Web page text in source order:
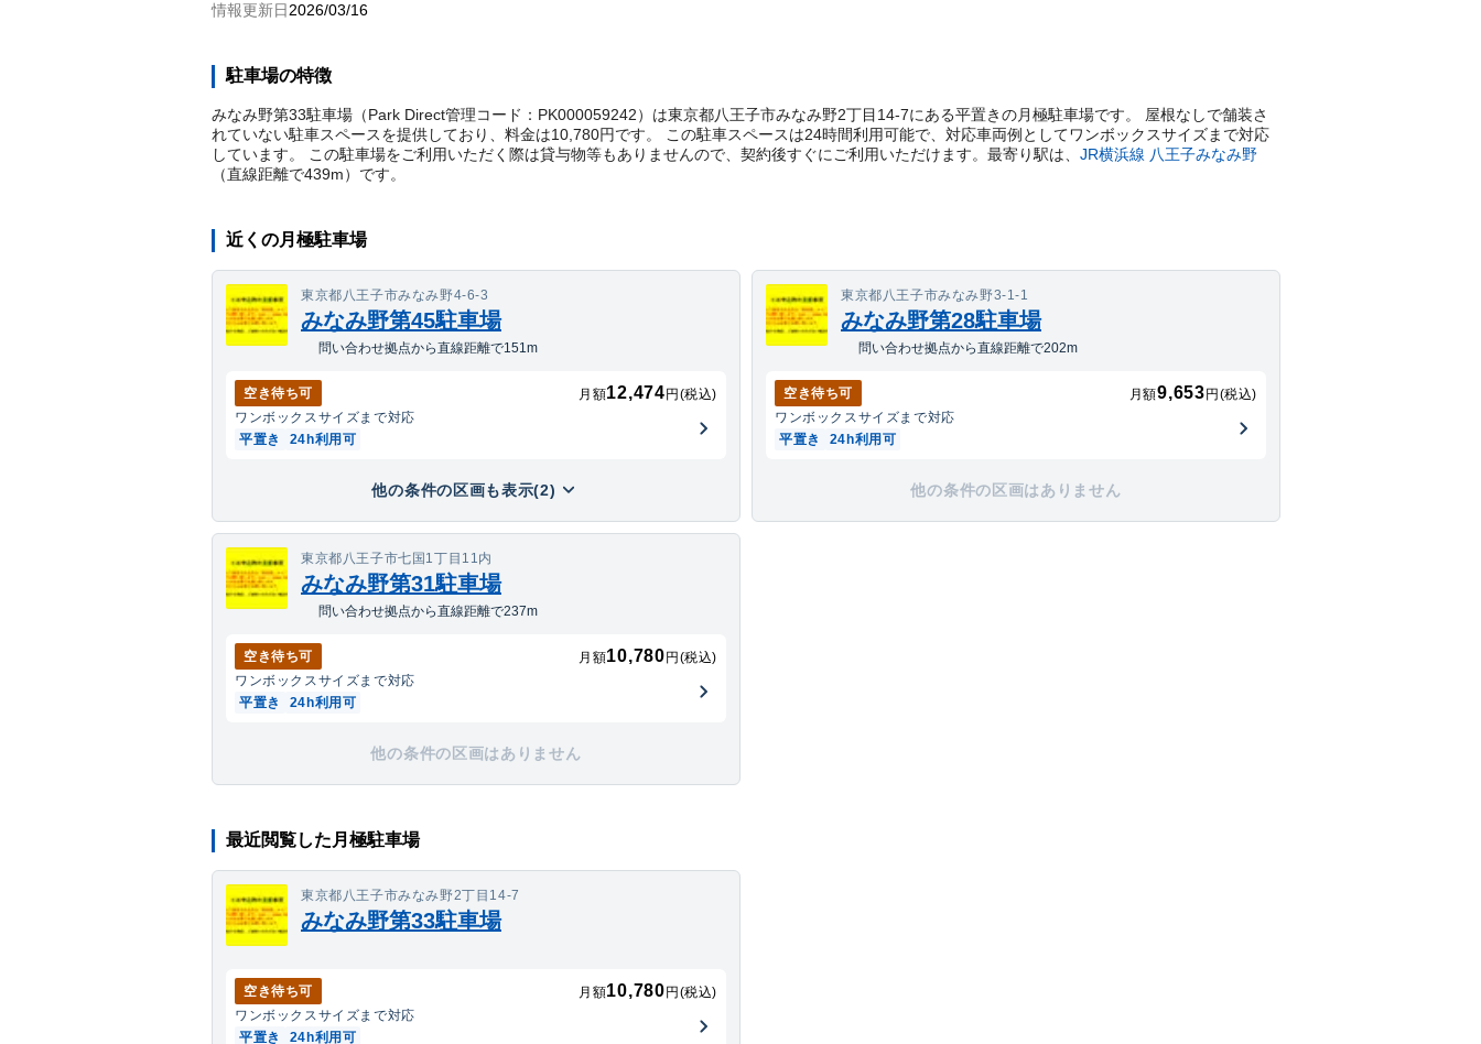
情報更新日2026/03/16
駐車場の特徴
みなみ野第33駐車場（Park Direct管理コード：PK000059242）は東京都八王子市みなみ野2丁目14-7にある平置きの月極駐車場です。 屋根なしで舗装さ
れていない駐車スペースを提供しており、料金は10,780円です。 この駐車スペースは24時間利用可能で、対応車両例としてワンボックスサイズまで対応
しています。 この駐車場をご利用いただく際は貸与物等もありませんので、契約後すぐにご利用いただけます。 最寄り駅は、 JR横浜線 八王子みなみ野
（直線距離で439m） です。
近くの月極駐車場
東京都八王子市みなみ野4-6-3
みなみ野第45駐車場
問い合わせ拠点から直線距離で151m
空き待ち可 月額12,474 円(税込)
ワンボックスサイズまで対応
平置き
24h利用可
他の条件の区画も表示(2)
東京都八王子市みなみ野3-1-1
みなみ野第28駐車場
問い合わせ拠点から直線距離で202m
空き待ち可 月額9,653 円(税込)
ワンボックスサイズまで対応
平置き
24h利用可
他の条件の区画はありません
東京都八王子市七国1丁目11内
みなみ野第31駐車場
問い合わせ拠点から直線距離で237m
空き待ち可 月額10,780 円(税込)
ワンボックスサイズまで対応
平置き
24h利用可
他の条件の区画はありません
最近閲覧した月極駐車場
東京都八王子市みなみ野2丁目14-7
みなみ野第33駐車場
空き待ち可 月額10,780 円(税込)
ワンボックスサイズまで対応
平置き
24h利用可